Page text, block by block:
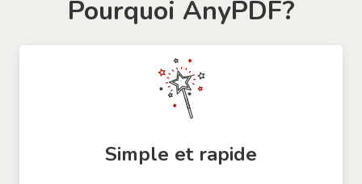
Pourquoi AnyPDF?
Simple et rapide